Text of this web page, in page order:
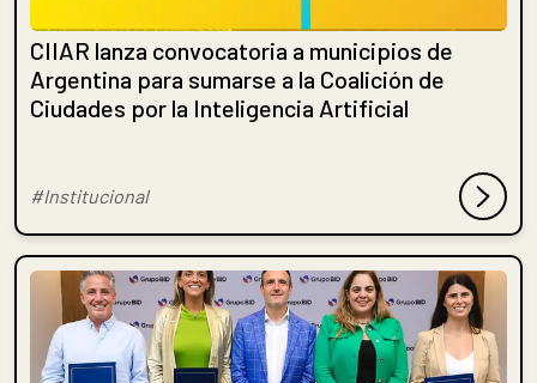
CIIAR lanza convocatoria a municipios de
Argentina para sumarse a la Coalición de
Ciudades por la Inteligencia Artificial
#Institucional